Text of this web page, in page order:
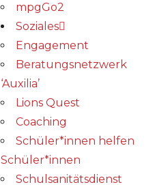
mpgGo2
Soziales
Engagement
Beratungsnetzwerk
‘Auxilia’
Lions Quest
Coaching
Schüler*innen helfen
Schüler*innen
Schulsanitätsdienst